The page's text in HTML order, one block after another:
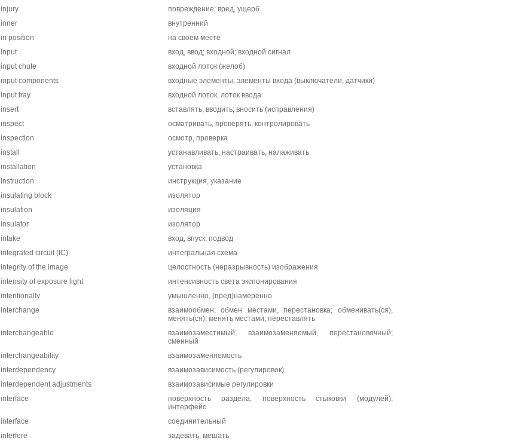
injury
повреждение; вред, ущерб
inner
внутренний
in position
на своем месте
input
вход, ввод; входной; входной сигнал
input chute
входной лоток (желоб)
input components
входные элементы, элементы входа (выключатели, датчики)
input tray
входной лоток, лоток ввода
insert
вставлять, вводить; вносить (исправления)
inspect
осматривать, проверять, контролировать
inspection
осмотр, проверка
install
устанавливать, настраивать, налаживать
installation
установка
instruction
инструкция, указание
insulating block
изолятор
insulation
изоляция
insulator
изолятор
intake
вход, впуск, подвод
integrated circuit (IC)
интегральная схема
integrity of the image
целостность (неразрывность) изображения
intensity of exposure light
интенсивность света экспонирования
intentionally
умышленно, (пред)намеренно
interchange
взаимообмен; обмен местами, перестановка; обменивать(ся),
менять(ся); менять местами, переставлять
interchangeable
взаимозаместимый, взаимозаменяемый, перестановочный;
сменный
interchangeability
взаимозаменяемость
interdependency
взаимозависимость (регулировок)
interdependent adjustments
взаимозависимые регулировки
interface
поверхность раздела, поверхность стыковки (модулей);
интерфейс
interface
соединительный
interfere
задевать, мешать